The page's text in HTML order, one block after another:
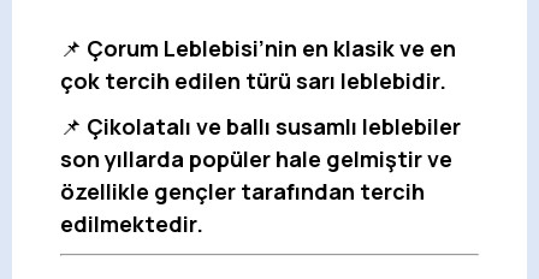
📌 Çorum Leblebisi’nin en klasik ve en
çok tercih edilen türü sarı leblebidir.
📌 Çikolatalı ve ballı susamlı leblebiler
son yıllarda popüler hale gelmiştir ve
özellikle gençler tarafından tercih
edilmektedir.